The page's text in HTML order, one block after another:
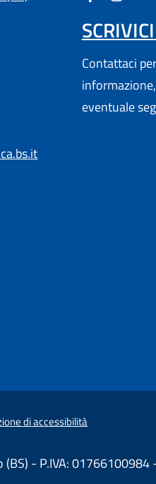
Contattaci
eventuale
di accessibilità
- P.IVA: